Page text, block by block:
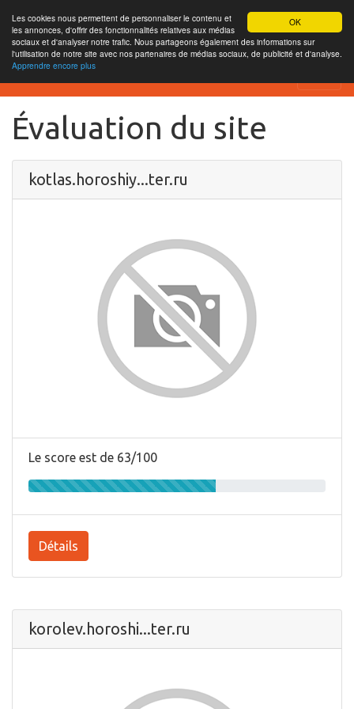
OK
Les cookies nous permettent de personnaliser le contenu et
les annonces, d'offrir des fonctionnalités relatives aux médias
sociaux et d'analyser notre trafic. Nous partageons également des informations sur
l'utilisation de notre site avec nos partenaires de médias sociaux, de publicité et d'analyse.
Apprendre encore plus
SEO Analytics
Évaluation du site
kotlas.horoshiy...ter.ru
Le score est de 63/100
Détails
korolev.horoshi...ter.ru